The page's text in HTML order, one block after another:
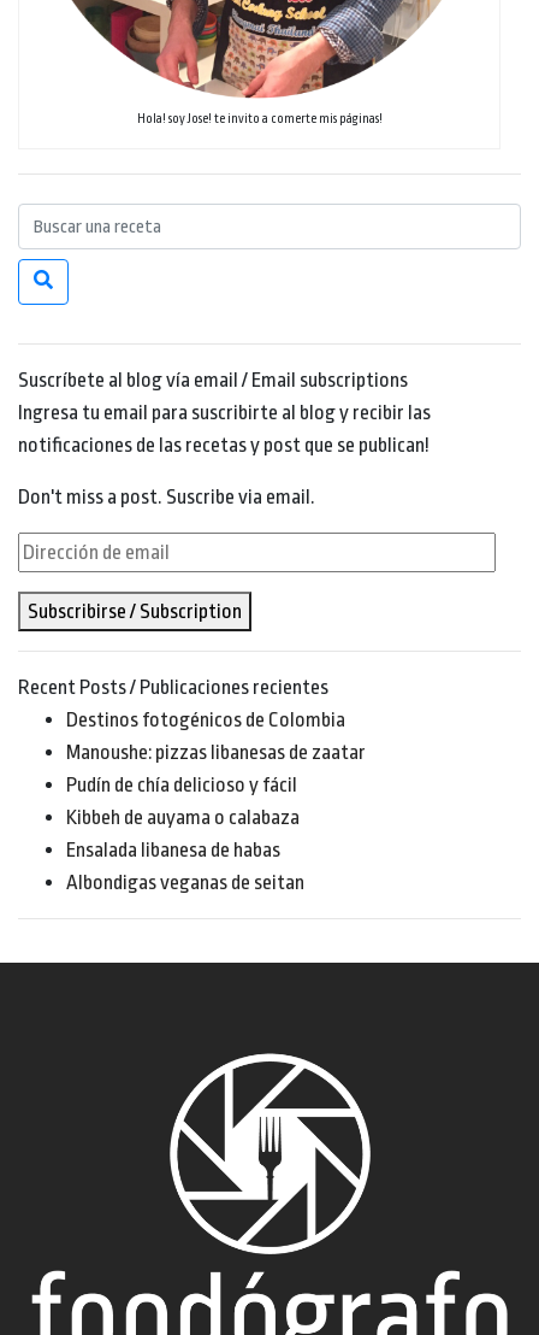
Hola! soy Jose! te invito a comerte mis páginas!
Suscríbete al blog vía email / Email subscriptions
Ingresa tu email para suscribirte al blog y recibir las
notificaciones de las recetas y post que se publican!
Don't miss a post. Suscribe via email.
Dirección
email
Subscribirse / Subscription
Recent Posts / Publicaciones recientes
Destinos fotogénicos de Colombia
Manoushe: pizzas libanesas de zaatar
Pudín de chía delicioso y fácil
Kibbeh de auyama o calabaza
Ensalada libanesa de habas
Albondigas veganas de seitan